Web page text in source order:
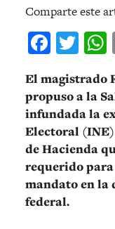
Comparte este
El magistrado
propuso a la
infundada la
Electoral
de Hacienda
requerido
mandato en la
federal.